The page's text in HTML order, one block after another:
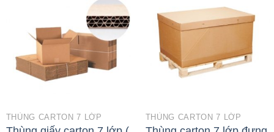
THÙNG CARTON 7 LỚP THÙNG CARTON 7 LỚP